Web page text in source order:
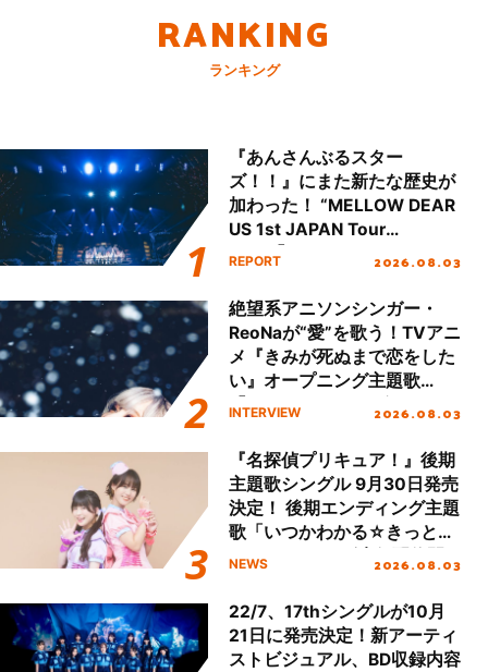
RANKING
ランキング
『あんさんぶるスター
ズ！！』にまた新たな歴史が
加わった！ “MELLOW DEAR
US 1st JAPAN Tour
Final「NICE to meet YOU
ート!!
REPORT 2026.08.03
絶望系アニソンシンガー・
ReoNaが“愛”を歌う！TVアニ
メ『きみが死ぬまで恋をした
い』オープニング主題歌
「Amore」インタビュー
INTERVIEW 2026.08.03
『名探偵プリキュア！』後期
主題歌シングル 9月30日発売
決定！ 後期エンディング主題
歌「いつかわかる☆きっとあ
える」TVサイズ先行配信開
NEWS 2026.08.03
22/7、17thシングルが10月
21日に発売決定！新アーティ
ストビジュアル、BD収録内容